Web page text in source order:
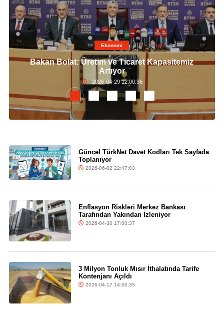
Ekonomi
Bakan Bolat: Üretim ve Ticaret Kapasitemiz
Artıyor
2026-04-29 12:00:36
Güncel TürkNet Davet Kodları Tek Sayfada
Toplanıyor
2026-06-02 22:47:03
Enflasyon Riskleri Merkez Bankası
Tarafından Yakından İzleniyor
2026-04-30 17:00:37
3 Milyon Tonluk Mısır İthalatında Tarife
Kontenjanı Açıldı
2026-04-17 14:00:35